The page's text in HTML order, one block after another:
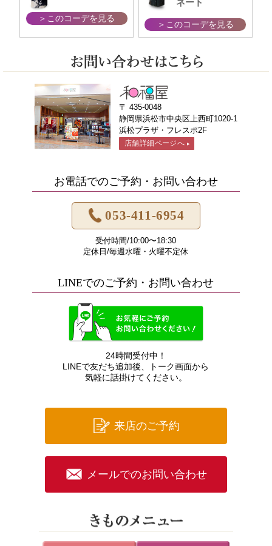
＞このコーデを見る
ネート
＞このコーデを見る
〒 435-0048
静岡県浜松市中央区上西町1020-1
浜松プラザ・フレスポ2F
店舗詳細ページへ ▶
お電話でのご予約・お問い合わせ
053-411-6954
受付時間/10:00〜18:30
定休日/毎週水曜・火曜不定休
LINEでのご予約・お問い合わせ
24時間受付中！
LINEで友だち追加後、トーク画面から
気軽に話掛けてください。
来店のご予約
メールでのお問い合わせ